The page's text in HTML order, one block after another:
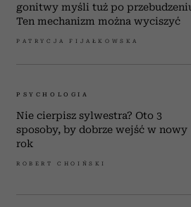
gonitwy myśli tuż po
Ten mechanizm można wyciszyć
PATRYCJA FIJAŁKOWSKA
PSYCHOLOGIA
Nie cierpisz sylwestra? Oto 3
sposoby, by dobrze wejść w nowy
rok
ROBERT CHOIŃSKI